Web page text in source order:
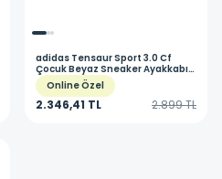
adidas Tensaur Sport 3.0 Cf
Çocuk Beyaz Sneaker Ayakkabı
JQ1843
Online Özel
2.346,41 TL 2.899 TL